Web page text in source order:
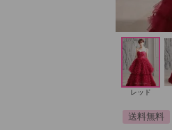
レッド
送料無料